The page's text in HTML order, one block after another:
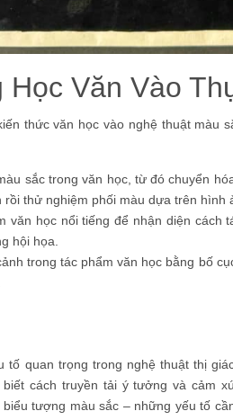
Học Văn Vào
thức văn học vào nghệ thuật màu
sắc trong văn học, từ đó chuyển
thử nghiệm phối màu dựa trên hình
văn học nổi tiếng để nhận diện
hội họa.
trong tác phẩm văn học bằng bố
tố quan trọng trong nghệ thuật thị
cách truyền tải ý tưởng và cảm
tượng màu sắc – những yếu tố